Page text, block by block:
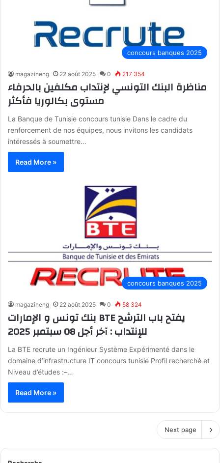
concours banques 2025
magazineng 22 août 2025 0 217 354
مناظرة البنك التونسي لإنتداب مكلفين بالحرفاء
مستوى بكالوريا فأكثر
La Banque de Tunisie concours tunisie Dans le cadre du
renforcement de nos équipes, nous invitons les candidats
intéressés à soumettre…
Read More »
concours banques 2025
magazineng 22 août 2025 0 58 324
بنك تونس و الإمارات BTE يفتح باب الترشح
للإنتداب : آخر أجل 08 سبتمبر 2025
La BTE recrute un Ingénieur Système Expérimenté dans le
domaine d’infrastructure IT concours tunisie Profil recherché et
Niveau d’études :–…
Read More »
Next page